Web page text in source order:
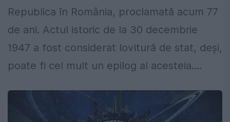
Republica în România, proclamată acum 77
de ani. Actul istoric de la 30 decembrie
1947 a fost considerat lovitură de stat, deși,
poate fi cel mult un epilog al acesteia....